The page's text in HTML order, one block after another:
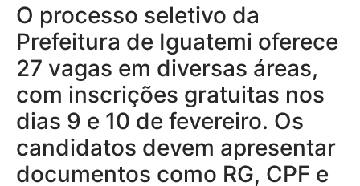
O processo seletivo da
Prefeitura de Iguatemi oferece
27 vagas em diversas áreas,
com inscrições gratuitas nos
dias 9 e 10 de fevereiro. Os
candidatos devem apresentar
documentos como RG, CPF e